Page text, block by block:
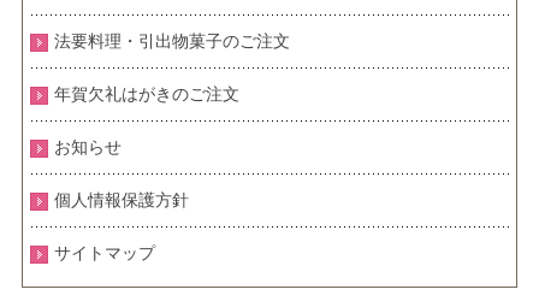
法要料理・引出物菓子のご注文
年賀欠礼はがきのご注文
お知らせ
個人情報保護方針
サイトマップ